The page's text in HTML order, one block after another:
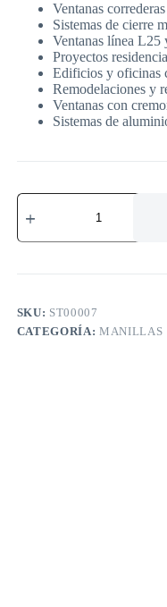
Ventanas
Sistemas de cierre
Ventanas línea L25
Proyectos
Edificios y oficinas
Remodelaciones y
Ventanas con
Sistemas de
MANILLA
DELTA
DERECHA
NEGRO
SKU: ST00007
CATEGORÍA: MANILLAS